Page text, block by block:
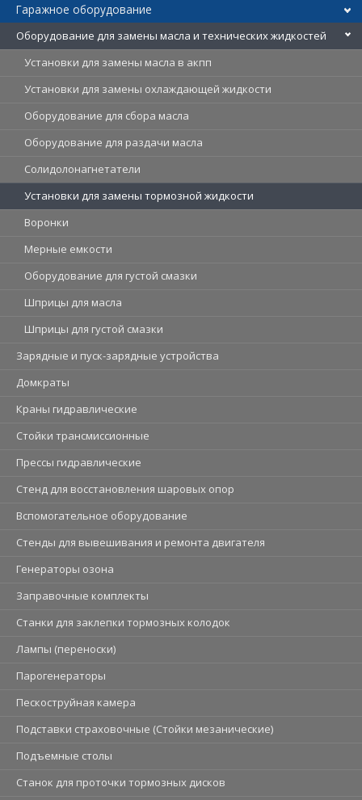
Гаражное оборудование
Оборудование для замены масла и технических жидкостей
Установки для замены масла в акпп
Установки для замены охлаждающей жидкости
Оборудование для сбора масла
Оборудование для раздачи масла
Солидолонагнетатели
Установки для замены тормозной жидкости
Воронки
Мерные емкости
Оборудование для густой смазки
Шприцы для масла
Шприцы для густой смазки
Зарядные и пуск-зарядные устройства
Домкраты
Краны гидравлические
Стойки трансмиссионные
Прессы гидравлические
Стенд для восстановления шаровых опор
Вспомогательное оборудование
Стенды для вывешивания и ремонта двигателя
Генераторы озона
Заправочные комплекты
Станки для заклепки тормозных колодок
Лампы (переноски)
Парогенераторы
Пескоструйная камера
Подставки страховочные (Стойки мезанические)
Подъемные столы
Станок для проточки тормозных дисков